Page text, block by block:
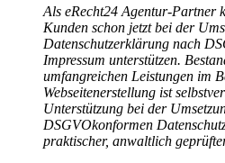
Als eRecht24 Agentur-Partner
Kunden schon jetzt bei der
Datenschutzerklärung nach
Impressum unterstützen.
umfangreichen Leistungen im
Webseitenerstellung ist
Unterstützung bei der
DSGVOkonformen
praktischer, anwaltlich